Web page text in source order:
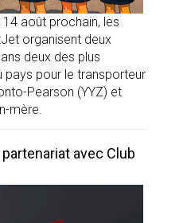
août prochain, les
organisent deux
deux des plus
pour le transporteur
Pearson (YYZ) et
mère.
avec Club